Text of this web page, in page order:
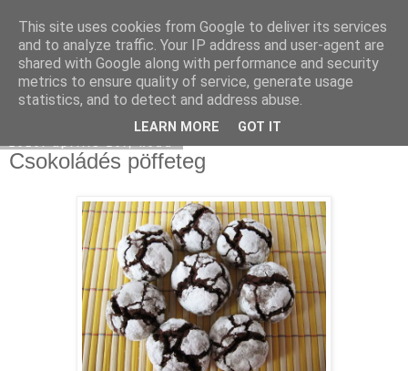
Moha Konyha
Csokoládés pöffeteg
This site uses cookies from Google to deliver its services
and to analyze traffic. Your IP address and user-agent are
shared with Google along with performance and security
metrics to ensure quality of service, generate usage
statistics, and to detect and address abuse.
LEARN MORE GOT IT